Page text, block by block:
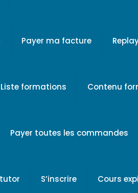
Payer ma facture
Liste formations Contenu
Payer toutes les commandes
S’inscrire Cours